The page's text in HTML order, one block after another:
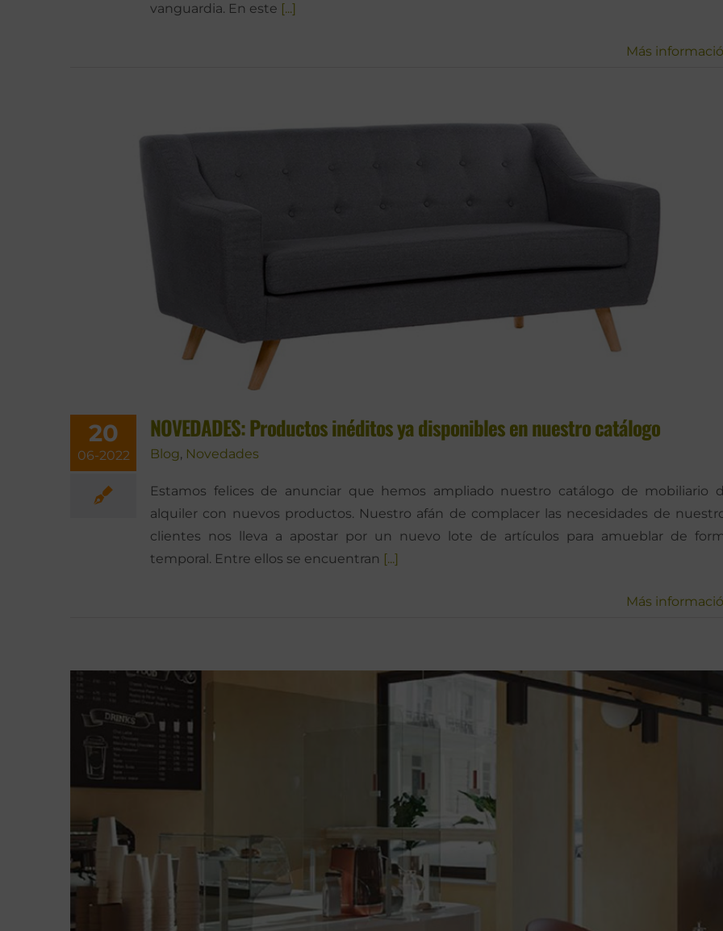
vanguardia. En este [...]
Más
20
06-2022
NOVEDADES: Productos inéditos ya disponibles en nuestro catálogo
Blog, Novedades
Estamos felices de anunciar que hemos ampliado nuestro catálogo de mobiliario
alquiler con nuevos productos. Nuestro afán de complacer las necesidades de
clientes nos lleva a apostar por un nuevo lote de artículos para amueblar de
temporal. Entre ellos se encuentran [...]
Más